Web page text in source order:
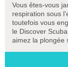
Vous êtes-vous
respiration sous
toutefois vous
le Discover
aimez la plongée